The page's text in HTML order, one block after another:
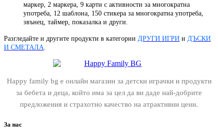
маркер, 2 маркера, 9 карти с активности за многократна
употреба, 12 шаблона, 150 стикера за многократна употреба,
звънец, таймер, показалка и други.
Разгледайте и другите продукти в категории ДРУГИ ИГРИ и ДЪСКИ
И СМЕТАЛА
Happy family bg е онлайн магазин за детски играчки и продукти
за бебета и деца, който има за цел да ви даде най-добрите
предложения и страхотно качество на атрактивни цени.
За нас